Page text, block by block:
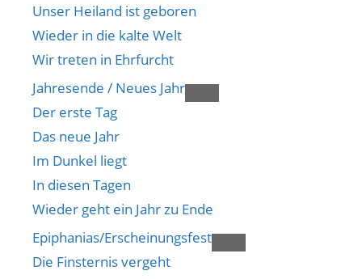
Unser Heiland ist geboren
Wieder in die kalte Welt
Wir treten in Ehrfurcht
Jahresende / Neues Jahr
Der erste Tag
Das neue Jahr
Im Dunkel liegt
In diesen Tagen
Wieder geht ein Jahr zu Ende
Epiphanias/Erscheinungsfest
Die Finsternis vergeht